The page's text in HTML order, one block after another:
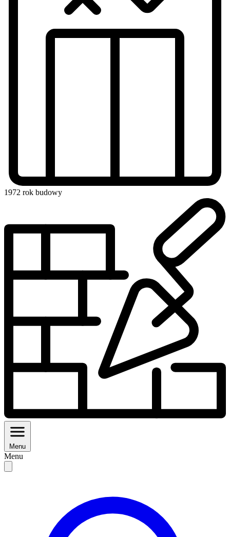
1972 rok budowy
Menu
Menu